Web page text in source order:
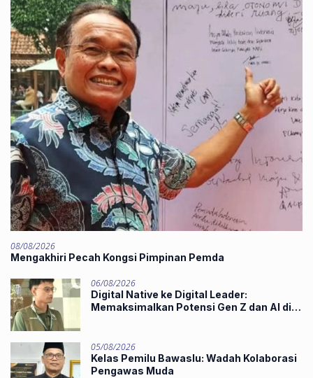
08/08/2026
Mengakhiri Pecah Kongsi Pimpinan Pemda
06/08/2026
Digital Native ke Digital Leader:
Memaksimalkan Potensi Gen Z dan AI di
05/08/2026
Kelas Pemilu Bawaslu: Wadah Kolaborasi
Pengawas Muda